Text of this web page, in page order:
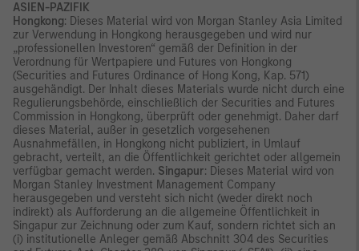
ASIEN-PAZIFIK
Hongkong: Dieses Material wird von Morgan Stanley Asia Limited
zur Verwendung in Hongkong herausgegeben und wird nur
„professionellen Investoren“ gemäß der Definition in der
Verordnung für Wertpapiere und Futures von Hongkong
(Securities and Futures Ordinance of Hong Kong, Kap. 571)
ausgehändigt. Der Inhalt dieses Materials wurde nicht durch eine
Regulierungsbehörde, einschließlich der Securities and Futures
Commission in Hongkong, überprüft oder genehmigt. Daher darf
dieses Material, außer in gesetzlich vorgesehenen
Ausnahmefällen, in Hongkong nicht publiziert, in Umlauf
gebracht, verteilt, an die Öffentlichkeit gerichtet oder allgemein
verfügbar gemacht werden. Singapur: Dieses Material wird von
Morgan Stanley Investment Management Company
herausgegeben und versteht sich nicht (weder direkt noch
indirekt) als Aufforderung an die allgemeine Öffentlichkeit in
Singapur zur Zeichnung oder zum Kauf, sondern richtet sich an
(i) institutionelle Anleger gemäß Abschnitt 304 des Securities